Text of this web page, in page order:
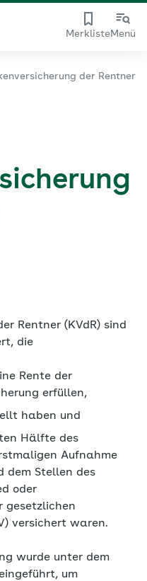
MerklisteMenü
der Rentner
Rentner (KVdR) sind
die
Rente der
erfüllen,
haben und
Hälfte des
Aufnahme
dem Stellen des
oder
gesetzlichen
versichert waren.
wurde unter dem
um